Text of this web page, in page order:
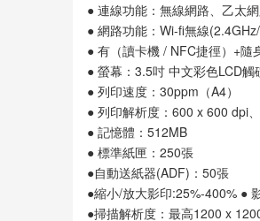
● 連線功能：無線網路、乙太
● 網路功能：Wi-fi無線
● 有（讀卡機 / NFC捷徑）+隨
● 螢幕：3.5吋 中文彩色LCD觸
● 列印速度：30ppm（A4）
● 列印解析度：600 x 600 dpi
● 記憶體：512MB
● 標準紙匣：250張
●自動送紙器(ADF)：50張
●縮小/放大影印:25%-400% ●
●掃描解析度：最高1200 x